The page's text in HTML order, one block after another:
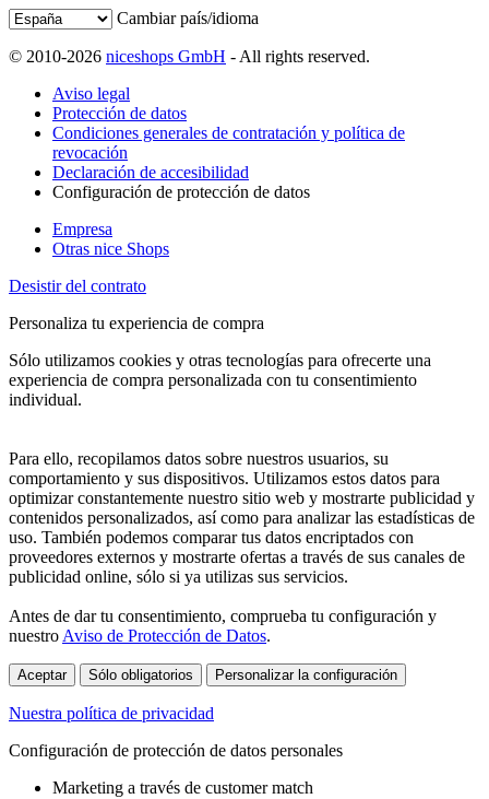
Cambiar país/idioma
© 2010-2026 niceshops GmbH - All rights reserved.
Aviso legal
Protección de datos
Condiciones generales de contratación y política de
revocación
Declaración de accesibilidad
Configuración de protección de datos
Empresa
Otras nice Shops
Desistir del contrato
Personaliza tu experiencia de compra
Sólo utilizamos cookies y otras tecnologías para ofrecerte una
experiencia de compra personalizada con tu consentimiento
individual.
Para ello, recopilamos datos sobre nuestros usuarios, su
comportamiento y sus dispositivos. Utilizamos estos datos para
optimizar constantemente nuestro sitio web y mostrarte publicidad y
contenidos personalizados, así como para analizar las estadísticas de
uso. También podemos comparar tus datos encriptados con
proveedores externos y mostrarte ofertas a través de sus canales de
publicidad online, sólo si ya utilizas sus servicios.
Antes de dar tu consentimiento, comprueba tu configuración y
nuestro Aviso de Protección de Datos.
Aceptar Sólo obligatorios Personalizar la configuración
Nuestra política de privacidad
Configuración de protección de datos personales
Marketing a través de customer match